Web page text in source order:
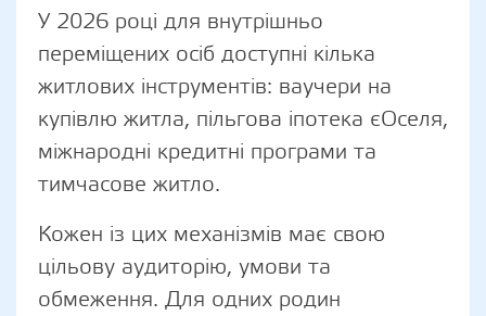
У 2026 році для внутрішньо
переміщених осіб доступні кілька
житлових інструментів: ваучери на
купівлю житла, пільгова іпотека єОселя,
міжнародні кредитні програми та
тимчасове житло.
Кожен із цих механізмів має свою
цільову аудиторію, умови та
обмеження. Для одних родин